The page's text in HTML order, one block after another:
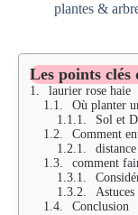
plantes &
Les points clés
laurier rose haie
Où planter
Sol et
Comment
comment
Conclusion